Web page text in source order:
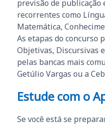
previsão de publicação
recorrentes como
Matemática,
As etapas do concurso
Objetivas, Discursivas
pelas bancas mais
Getúlio Vargas ou a
Estude com o
Se você está se